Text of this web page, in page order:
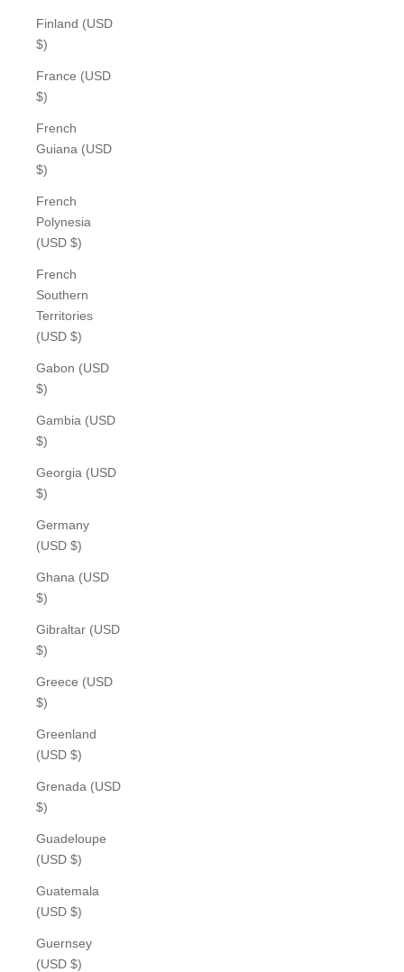
Finland (USD
$)
France (USD
$)
French
Guiana (USD
$)
French
Polynesia
(USD $)
French
Southern
Territories
(USD $)
Gabon (USD
$)
Gambia (USD
$)
Georgia (USD
$)
Germany
(USD $)
Ghana (USD
$)
Gibraltar (USD
$)
Greece (USD
$)
Greenland
(USD $)
Grenada (USD
$)
Guadeloupe
(USD $)
Guatemala
(USD $)
Guernsey
(USD $)